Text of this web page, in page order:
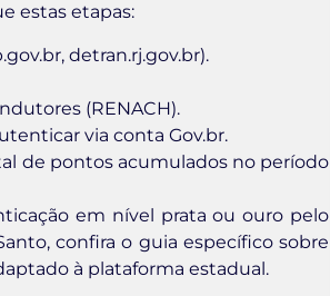
estas etapas:
detran.rj.gov.br).
(RENACH).
via conta Gov.br.
de pontos acumulados no período
em nível prata ou ouro pelo
confira o guia específico sobre
à plataforma estadual.